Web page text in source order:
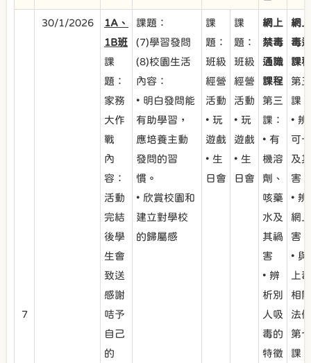
7
30/1/2026
1A、
1B班
課
題：
家務
大作
戰
內
容：
活動
完結
後學
生會
致送
感謝
咭予
自己
的
課題：
(7)學習發問
(8)校園生活
內容：
• 明白發問能
有助學習，
應培養主動
發問的習
慣。
• 欣賞校園和
建立對學校
的歸屬感
課
題：
班級
經營
活動
• 玩
遊戲
• 生
日會
課
題：
班級
經營
活動
• 玩
遊戲
• 生
日會
網上
禁毒
通識
課程
第三
課：
• 有
機溶
劑、
咳藥
水及
其禍
害
• 辨
析別
人吸
毒的
特徵
網
毒
課程
第五
課：
• 辨
可
及
害
• 辨
網
害
• 與
上
相
法例
第七
課：